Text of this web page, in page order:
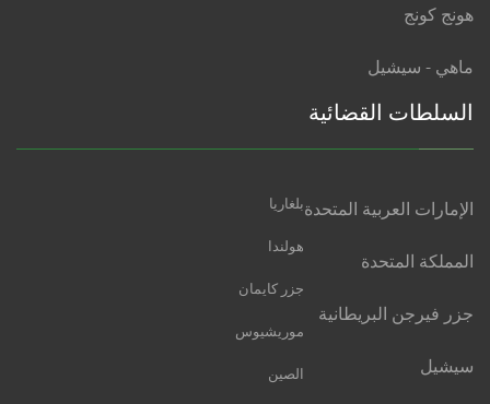
هونج كونج
ماهي - سيشيل
السلطات القضائية
الإمارات العربية المتحدة
المملكة المتحدة
جزر فيرجن البريطانية
سيشيل
بلغاريا
هولندا
جزر كايمان
موريشيوس
الصين